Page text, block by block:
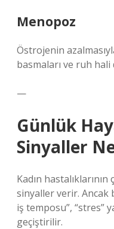
Menopoz
Östrojenin
basmaları ve ruh
—
Günlük
Sinyaller
Kadın
sinyaller verir. Ancak
iş temposu”, “stres”
geçiştirilir.